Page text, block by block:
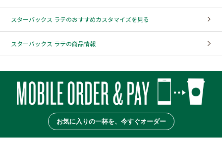
スターバックス ラテのおすすめカスタマイズを見る
スターバックス ラテの商品情報
お気に入りの一杯を、今すぐオーダー